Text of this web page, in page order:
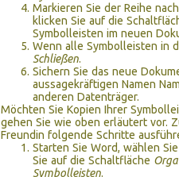
Markieren Sie der Reihe
klicken Sie auf die
Symbolleisten im neuen
Wenn alle Symbolleisten in
Schließen.
Sichern Sie das neue
aussagekräftigen Namen
anderen Datenträger.
Möchten Sie Kopien Ihrer
gehen Sie wie oben erläutert vor.
Freundin folgende Schritte
Starten Sie Word, wählen
Sie auf die Schaltfläche
Symbolleisten.